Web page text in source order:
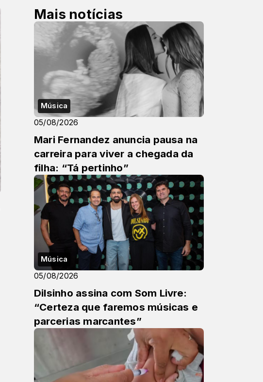
Mais notícias
Música
05/08/2026
Mari Fernandez anuncia pausa na
carreira para viver a chegada da
filha: “Tá pertinho”
Música
05/08/2026
Dilsinho assina com Som Livre:
“Certeza que faremos músicas e
parcerias marcantes”